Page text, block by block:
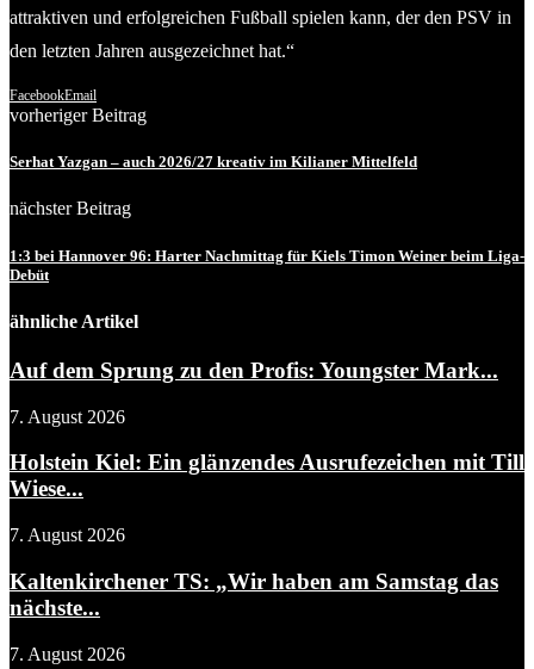
attraktiven und erfolgreichen Fußball spielen kann, der den PSV in
den letzten Jahren ausgezeichnet hat.“
FacebookEmail
vorheriger Beitrag
Serhat Yazgan – auch 2026/27 kreativ im Kilianer Mittelfeld
nächster Beitrag
1:3 bei Hannover 96: Harter Nachmittag für Kiels Timon Weiner beim Liga-
Debüt
ähnliche Artikel
Auf dem Sprung zu den Profis: Youngster Mark...
7. August 2026
Holstein Kiel: Ein glänzendes Ausrufezeichen mit Till
Wiese...
7. August 2026
Kaltenkirchener TS: „Wir haben am Samstag das
nächste...
7. August 2026